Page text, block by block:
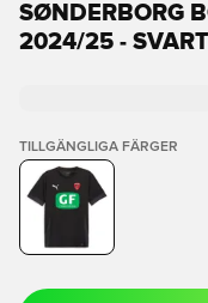
SØNDERBORG
2024/25 -
TILLGÄNGLIGA FÄRGER